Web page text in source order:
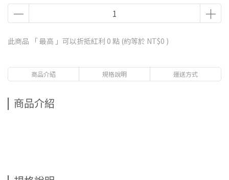
此商品 「 最高 」可以折抵紅利 0 點 (約等於 NT$0 )
商品介紹 規格說明 運送方式
商品介紹